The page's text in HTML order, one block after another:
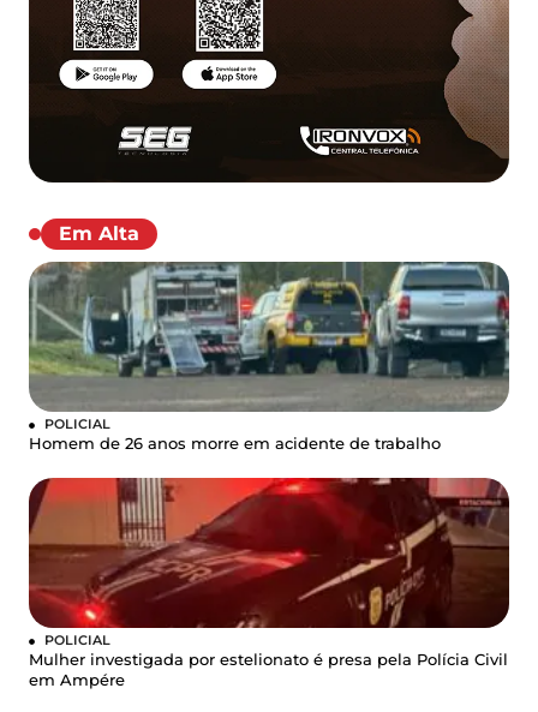
Em Alta
POLICIAL
Homem de 26 anos morre em acidente de trabalho
POLICIAL
Mulher investigada por estelionato é presa pela Polícia Civil
em Ampére